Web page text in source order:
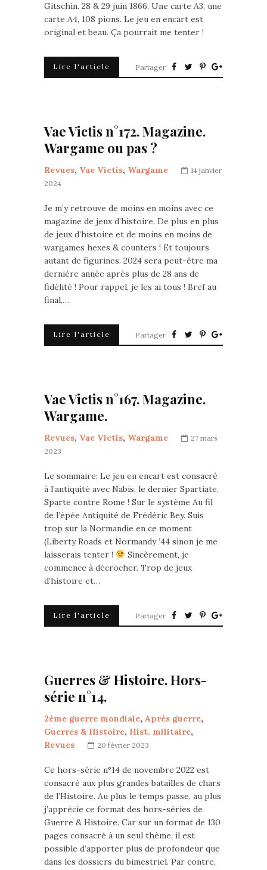
Gitschin. 28 & 29 juin 1866. Une carte A3, une
carte A4, 108 pions. Le jeu en encart est
original et beau. Ça pourrait me tenter !
Lire l'article Partager
Vae Victis n°172. Magazine.
Wargame ou pas ?
Revues, Vae Victis, Wargame
14 janvier
2024
Je m’y retrouve de moins en moins avec ce
magazine de jeux d’histoire. De plus en plus
de jeux d’histoire et de moins en moins de
wargames hexes & counters ! Et toujours
autant de figurines. 2024 sera peut-être ma
dernière année après plus de 28 ans de
fidélité ! Pour rappel, je les ai tous ! Bref au
final,…
Lire l'article Partager
Vae Victis n°167. Magazine.
Wargame.
Revues, Vae Victis, Wargame
27 mars
2023
Le sommaire: Le jeu en encart est consacré
à l’antiquité avec Nabis, le dernier Spartiate.
Sparte contre Rome ! Sur le système Au fil
de l’épée Antiquité de Frédéric Bey. Suis
trop sur la Normandie en ce moment
(Liberty Roads et Normandy ’44 sinon je me
laisserais tenter !
Sincèrement, je
commence à décrocher. Trop de jeux
d’histoire et…
Lire l'article Partager
Guerres & Histoire. Hors-
série n°14.
2ème guerre mondiale, Après guerre,
Guerres & Histoire, Hist. militaire,
Revues
20 février 2023
Ce hors-série n°14 de novembre 2022 est
consacré aux plus grandes batailles de chars
de l’Histoire. Au plus le temps passe, au plus
j’apprécie ce format des hors-séries de
Guerre & Histoire. Car sur un format de 130
pages consacré à un seul thème, il est
possible d’apporter plus de profondeur que
dans les dossiers du bimestriel. Par contre,